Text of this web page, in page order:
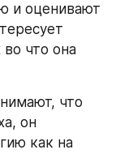
и оценивают
что она
что
он
как на